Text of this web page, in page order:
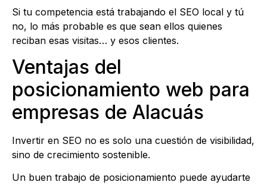
Si tu competencia está trabajando el SEO local y tú
no, lo más probable es que sean ellos quienes
reciban esas visitas… y esos clientes.
Ventajas del
posicionamiento web para
empresas de Alacuás
Invertir en SEO no es solo una cuestión de visibilidad,
sino de crecimiento sostenible.
Un buen trabajo de posicionamiento puede ayudarte